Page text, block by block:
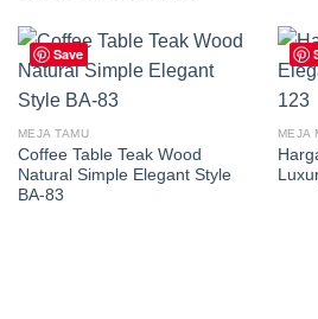
Save
MEJA TAMU
Coffee Table Teak Wood
Natural Simple Elegant Style
BA-83
MEJA